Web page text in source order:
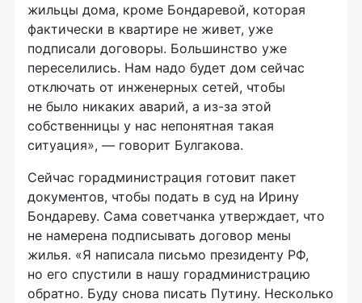
жильцы дома, кроме Бондаревой, которая
фактически в квартире не живет, уже
подписали договоры. Большинство уже
переселились. Нам надо будет дом сейчас
отключать от инженерных сетей, чтобы
не было никаких аварий, а из-за этой
собственницы у нас непонятная такая
ситуация», — говорит Булгакова.
Сейчас горадминистрация готовит пакет
документов, чтобы подать в суд на Ирину
Бондареву. Сама советчанка утверждает, что
не намерена подписывать договор мены
жилья. «Я написала письмо президенту РФ,
но его спустили в нашу горадминистрацию
обратно. Буду снова писать Путину. Несколько